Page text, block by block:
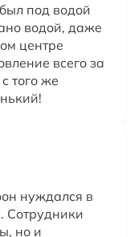
под водой
водой, даже
центре
всего за
того же
нуждался в
Сотрудники
но и